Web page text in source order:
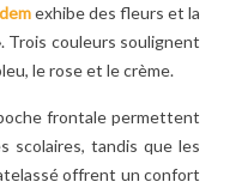
exhibe des fleurs et la
Trois couleurs soulignent
le rose et le crème.
frontale permettent
scolaires, tandis que les
offrent un confort